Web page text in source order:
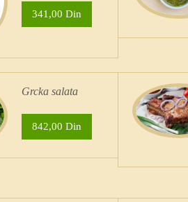
341,00 Din
Grcka salata
842,00 Din